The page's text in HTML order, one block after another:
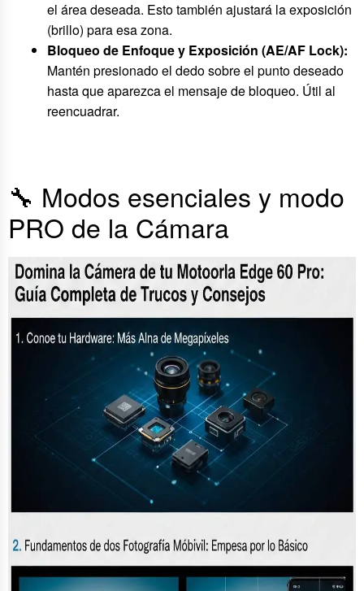
el área deseada. Esto también ajustará la exposición
(brillo) para esa zona.
Bloqueo de Enfoque y Exposición (AE/AF Lock):
Mantén presionado el dedo sobre el punto deseado
hasta que aparezca el mensaje de bloqueo. Útil al
reencuadrar.
🔧 Modos esenciales y modo
PRO de la Cámara